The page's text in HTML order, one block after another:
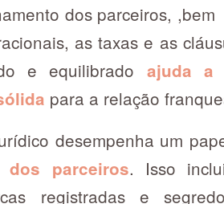
dos parceiros,
as taxas e as
e equilibrado ajuda a
para a relação
desempenha um
parceiros. Isso
registradas e